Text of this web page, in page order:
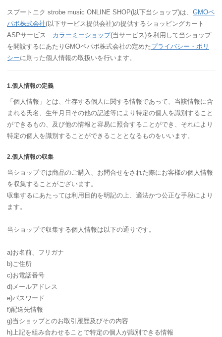
スプートニク strobe music ONLINE SHOP(以下当ショップ)は、 GMOペ
パボ株式会社(以下サービス提供会社)の提供するショッピングカート
ASPサービス カラーミーショップ(当サービス)を利用して当ショップ
を開設するにあたりGMOペパボ株式会社の定めたプライバシー・ポリ
シーに則った個人情報の取扱いを行います。
1.個人情報の定義
「個人情報」とは、生存する個人に関する情報であって、当該情報に含
まれる氏名、生年月日その他の記述等により特定の個人を識別すること
ができるもの、及び他の情報と容易に照合することができ、それにより
特定の個人を識別することができることとなるものをいいます。
2.個人情報の収集
当ショップでは商品のご購入、お問合せをされた際にお客様の個人情報
を収集することがございます。
収集するにあたっては利用目的を明記の上、適法かつ公正な手段により
ます。
当ショップで収集する個人情報は以下の通りです。
a)お名前、フリガナ
b)ご住所
c)お電話番号
d)メールアドレス
e)パスワード
f)配送先情報
g)当ショップとのお取引履歴及びその内容
h)上記を組み合わせることで特定の個人が識別できる情報